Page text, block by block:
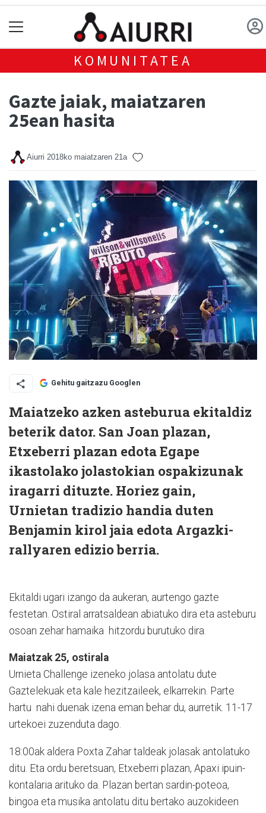
KOMUNITATEA
Gazte jaiak, maiatzaren
25ean hasita
Aiurri 2018ko maiatzaren 21a
Gehitu gaitzazu Googlen
Maiatzeko azken asteburua ekitaldiz
beterik dator. San Joan plazan,
Etxeberri plazan edota Egape
ikastolako jolastokian ospakizunak
iragarri dituzte. Horiez gain,
Urnietan tradizio handia duten
Benjamin kirol jaia edota Argazki-
rallyaren edizio berria.
Ekitaldi ugari izango da aukeran, aurtengo gazte
festetan. Ostiral arratsaldean abiatuko dira eta asteburu
osoan zehar hamaika hitzordu burutuko dira.
Maiatzak 25, ostirala
Urnieta Challenge izeneko jolasa antolatu dute
Gaztelekuak eta kale hezitzaileek, elkarrekin. Parte
hartu nahi duenak izena eman behar du, aurretik. 11-17
urtekoei zuzenduta dago.
18:00ak aldera Poxta Zahar taldeak jolasak antolatuko
ditu. Eta ordu beretsuan, Etxeberri plazan, Apaxi ipuin-
kontalaria arituko da. Plazan bertan sardin-poteoa,
bingoa eta musika antolatu ditu bertako auzokideen